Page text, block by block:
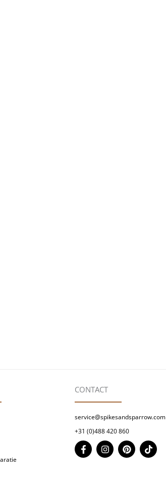
CONTACT
service@spikesandsparrow.com
+31 (0)488 420 860
F
a
c
I
n
s
P
i
n
T
i
k